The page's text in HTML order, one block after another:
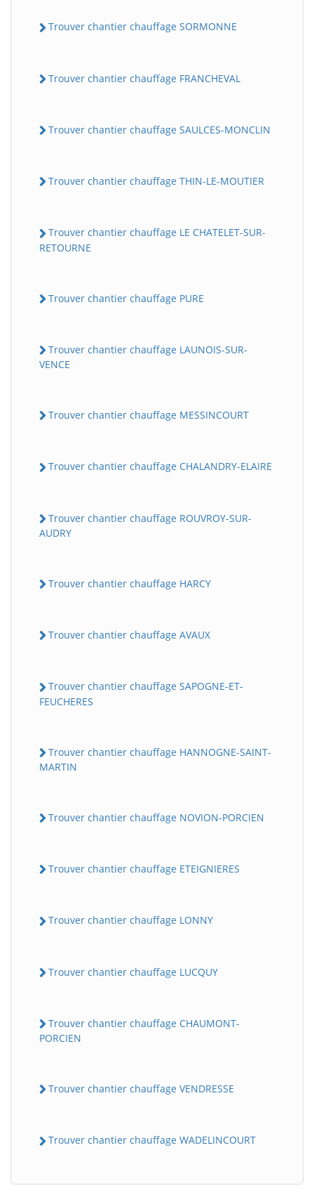
Trouver chantier chauffage SORMONNE
Trouver chantier chauffage FRANCHEVAL
Trouver chantier chauffage SAULCES-MONCLIN
Trouver chantier chauffage THIN-LE-MOUTIER
Trouver chantier chauffage LE CHATELET-SUR-
RETOURNE
Trouver chantier chauffage PURE
Trouver chantier chauffage LAUNOIS-SUR-
VENCE
Trouver chantier chauffage MESSINCOURT
Trouver chantier chauffage CHALANDRY-ELAIRE
Trouver chantier chauffage ROUVROY-SUR-
AUDRY
Trouver chantier chauffage HARCY
Trouver chantier chauffage AVAUX
Trouver chantier chauffage SAPOGNE-ET-
FEUCHERES
Trouver chantier chauffage HANNOGNE-SAINT-
MARTIN
Trouver chantier chauffage NOVION-PORCIEN
Trouver chantier chauffage ETEIGNIERES
Trouver chantier chauffage LONNY
Trouver chantier chauffage LUCQUY
Trouver chantier chauffage CHAUMONT-
PORCIEN
Trouver chantier chauffage VENDRESSE
Trouver chantier chauffage WADELINCOURT